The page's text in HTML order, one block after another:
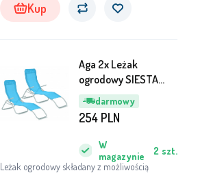
Kup
darmowy
Aga 2x Leżak
ogrodowy SIESTA
Niebieski
Leżak ogrodowy składany z możliwością
W
magazynie
2 szt.
254 PLN